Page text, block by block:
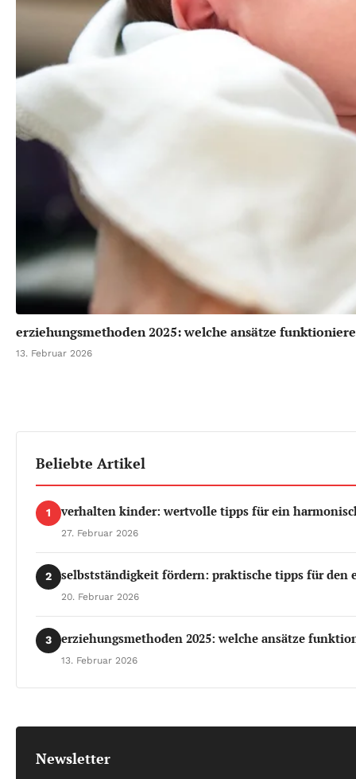
erziehungsmethoden 2025: welche ansätze
13. Februar 2026
Beliebte Artikel
1 verhalten kinder: wertvolle tipps für ein
27. Februar 2026
2 selbstständigkeit fördern: praktische tipps für den
20. Februar 2026
3 erziehungsmethoden 2025: welche ansätze
13. Februar 2026
Newsletter